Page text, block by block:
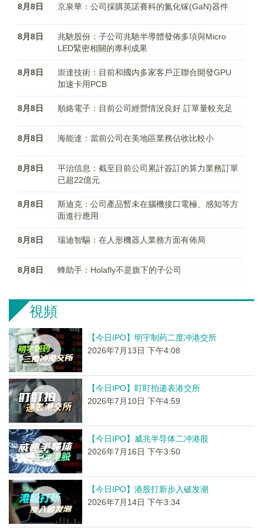
8月8日 京泉華：公司採購英諾賽科的氮化镓(GaN)器件
8月8日
兆馳股份：子公司兆馳半導體發佈多項與Micro
LED緊密相關的專利成果
8月8日
崇達技術：目前和國内多家客戶正聯合開發GPU
加速卡用PCB
8月8日 順絡電子：目前公司經營情況良好 訂單量較充足
8月8日 海能達：當前公司在美地區業務佔收比較小
8月8日
平治信息：截至目前公司累計簽訂的算力業務訂單
已超22億元
8月8日
斯迪克：公司產品暫未在腦機接口電極、感知等方
面進行應用
8月8日 瑞迪智驅：在人形機器人業務方面有佈局
8月8日 蜂助手：Holafly不是旗下的子公司
視頻
【今日IPO】明宇制药二度冲港交所
2026年7月13日 下午4:08
【今日IPO】盯盯拍递表港交所
2026年7月10日 下午4:59
【今日IPO】威兆半导体二冲港股
2026年7月16日 下午3:50
【今日IPO】港股打新步入破发潮
2026年7月14日 下午3:34